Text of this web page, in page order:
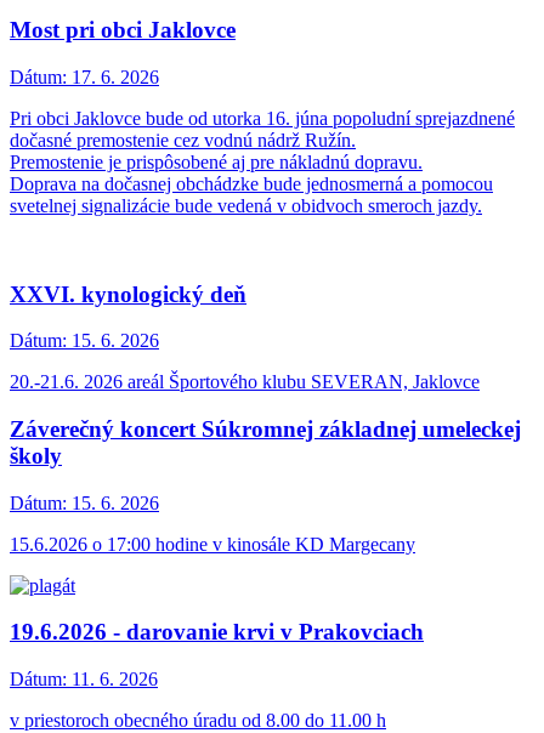
Most pri obci Jaklovce
Dátum: 17. 6. 2026
Pri obci Jaklovce bude od utorka 16. júna popoludní sprejazdnené
dočasné premostenie cez vodnú nádrž Ružín.
Premostenie je prispôsobené aj pre nákladnú dopravu.
Doprava na dočasnej obchádzke bude jednosmerná a pomocou
svetelnej signalizácie bude vedená v obidvoch smeroch jazdy.
XXVI. kynologický deň
Dátum: 15. 6. 2026
20.-21.6. 2026 areál Športového klubu SEVERAN, Jaklovce
Záverečný koncert Súkromnej základnej umeleckej
školy
Dátum: 15. 6. 2026
15.6.2026 o 17:00 hodine v kinosále KD Margecany
19.6.2026 - darovanie krvi v Prakovciach
Dátum: 11. 6. 2026
v priestoroch obecného úradu od 8.00 do 11.00 h